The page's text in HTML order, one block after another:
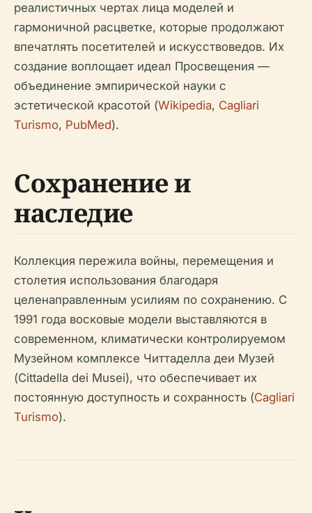
реалистичных чертах лица моделей и
гармоничной расцветке, которые продолжают
впечатлять посетителей и искусствоведов. Их
создание воплощает идеал Просвещения —
объединение эмпирической науки с
эстетической красотой (Wikipedia, Cagliari
Turismo, PubMed).
Сохранение и
наследие
Коллекция пережила войны, перемещения и
столетия использования благодаря
целенаправленным усилиям по сохранению. С
1991 года восковые модели выставляются в
современном, климатически контролируемом
Музейном комплексе Читтаделла деи Музей
(Cittadella dei Musei), что обеспечивает их
постоянную доступность и сохранность (Cagliari
Turismo).